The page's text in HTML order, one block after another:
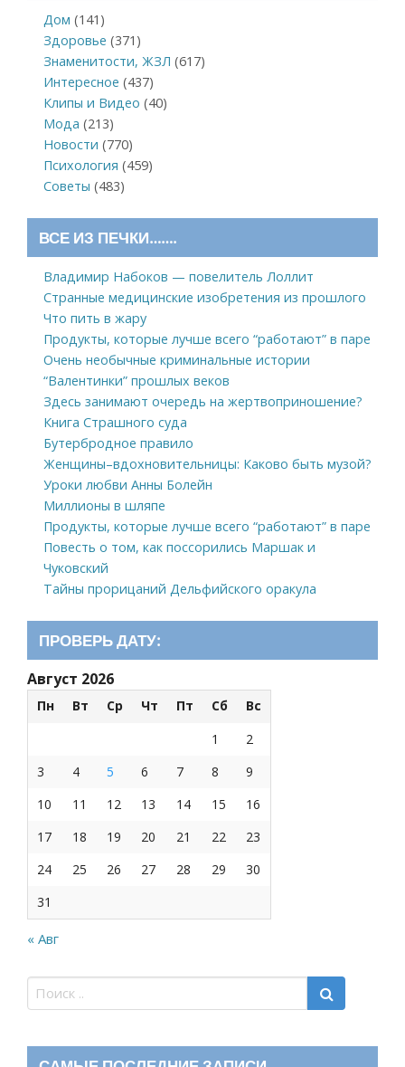
Дом (141)
Здоровье (371)
Знаменитости, ЖЗЛ (617)
Интересное (437)
Клипы и Видео (40)
Мода (213)
Новости (770)
Психология (459)
Советы (483)
ВСЕ ИЗ ПЕЧКИ…….
Владимир Набоков — повелитель Лоллит
Странные медицинские изобретения из прошлого
Что пить в жару
Продукты, которые лучше всего “работают” в паре
Очень необычные криминальные истории
“Валентинки” прошлых веков
Здесь занимают очередь на жертвоприношение?
Книга Страшного суда
Бутербродное правило
Женщины–вдохновительницы: Каково быть музой?
Уроки любви Анны Болейн
Миллионы в шляпе
Продукты, которые лучше всего “работают” в паре
Повесть о том, как поссорились Маршак и
Чуковский
Тайны прорицаний Дельфийского оракула
ПРОВЕРЬ ДАТУ:
Август 2026
Пн Вт Ср Чт Пт Сб
Вс
1
2
3
4 5 6 7 8
9
10
11 12 13 14 15
16
17
18 19 20 21 22
23
24
25 26 27 28 29
30
31
« Авг